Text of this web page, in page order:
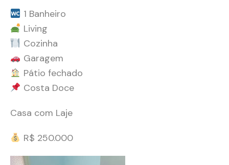
1 Banheiro
Living
Cozinha
Garagem
Pátio fechado
Costa Doce
Casa com Laje
R$ 250.000